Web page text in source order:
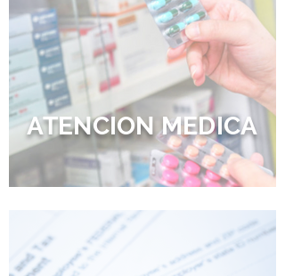
ATENCION MEDICA